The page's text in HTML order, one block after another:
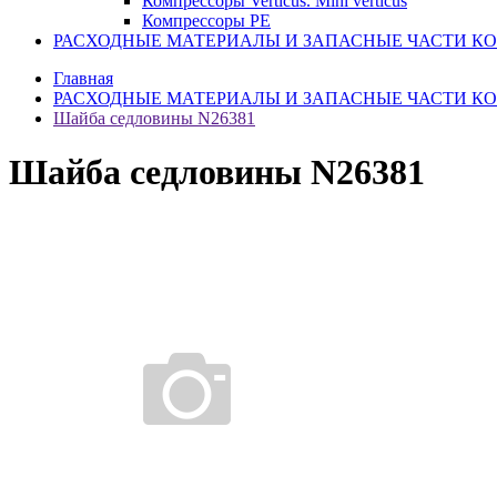
Компрессоры PE
РАСХОДНЫЕ МАТЕРИАЛЫ И ЗАПАСНЫЕ ЧАСТИ
Главная
РАСХОДНЫЕ МАТЕРИАЛЫ И ЗАПАСНЫЕ ЧАСТИ
Шайба седловины N26381
Шайба седловины N26381